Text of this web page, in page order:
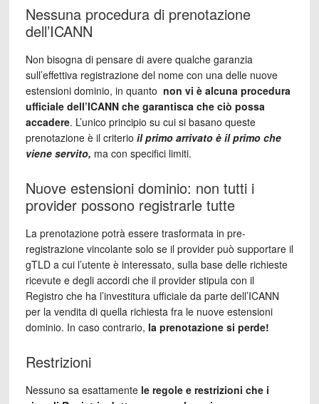
Nessuna procedura di prenotazione
dell’ICANN
Non bisogna di pensare di avere qualche garanzia
sull’effettiva registrazione del nome con una delle nuove
estensioni dominio, in quanto non vi è alcuna procedura
ufficiale dell’ICANN che garantisca che ciò possa
accadere. L’unico principio su cui si basano queste
prenotazione è il criterio il primo arrivato è il primo che
viene servito, ma con specifici limiti.
Nuove estensioni dominio: non tutti i
provider possono registrarle tutte
La prenotazione potrà essere trasformata in pre-
registrazione vincolante solo se il provider può supportare il
gTLD a cui l’utente è interessato, sulla base delle richieste
ricevute e degli accordi che il provider stipula con il
Registro che ha l’investitura ufficiale da parte dell’ICANN
per la vendita di quella richiesta fra le nuove estensioni
dominio. In caso contrario, la prenotazione si perde!
Restrizioni
Nessuno sa esattamente le regole e restrizioni che i